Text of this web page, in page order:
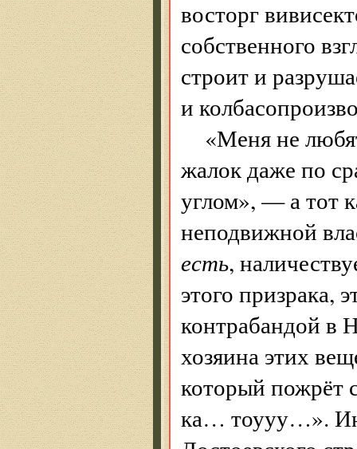
восторг
собственного
строит и
и
«Меня не
жалок даже по
углом», — а тот
неподвижной
есть,
этого призрака,
контрабандой в
хозяина этих
который
ка… тоууу…».